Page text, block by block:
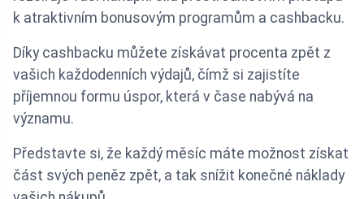
k atraktivním bonusovým programům a cashbacku.
Díky cashbacku můžete získávat procenta zpět z
vašich každodenních výdajů, čímž si zajistíte
příjemnou formu úspor, která v čase nabývá na
významu.
Představte si, že každý měsíc máte možnost získat
část svých peněz zpět, a tak snížit konečné náklady